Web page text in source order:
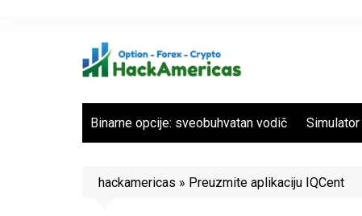
Binarne opcije: sveobuhvatan vodič
hackamericas » Preuzmite aplikaciju IQCent